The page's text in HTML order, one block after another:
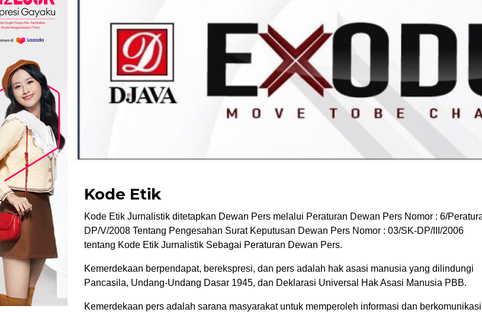
Kode Etik
Kode Etik Jurnalistik ditetapkan Dewan Pers melalui Peraturan Dewan Pers Nomor : 6/
DP/V/2008 Tentang Pengesahan Surat Keputusan Dewan Pers Nomor : 03/SK-DP/III/2006
tentang Kode Etik Jurnalistik Sebagai Peraturan Dewan Pers.
Kemerdekaan berpendapat, berekspresi, dan pers adalah hak asasi manusia yang dilindungi
Pancasila, Undang-Undang Dasar 1945, dan Deklarasi Universal Hak Asasi Manusia PBB.
Kemerdekaan pers adalah sarana masyarakat untuk memperoleh informasi dan